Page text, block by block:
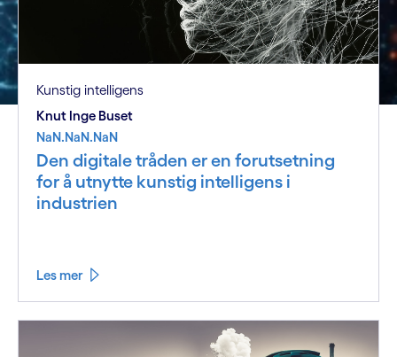
Kunstig intelligens
Knut Inge Buset
NaN.NaN.NaN
Den digitale tråden er en forutsetning
for å utnytte kunstig intelligens i
industrien
Les mer